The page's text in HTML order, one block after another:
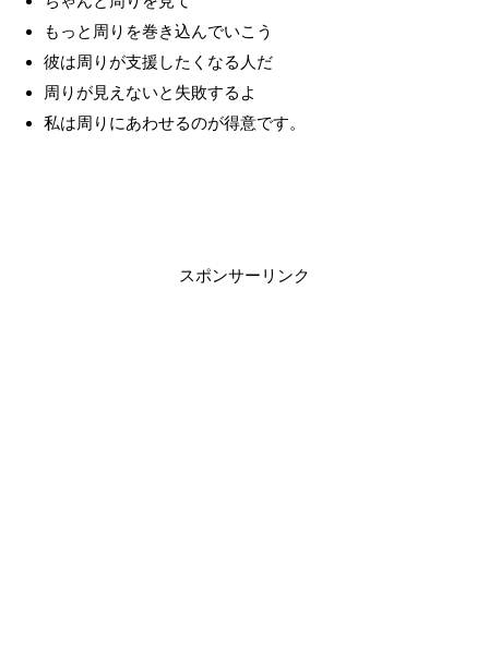
もっと周りを巻き込んでいこう
彼は周りが支援したくなる人だ
周りが見えないと失敗するよ
私は周りにあわせるのが得意です。
スポンサーリンク